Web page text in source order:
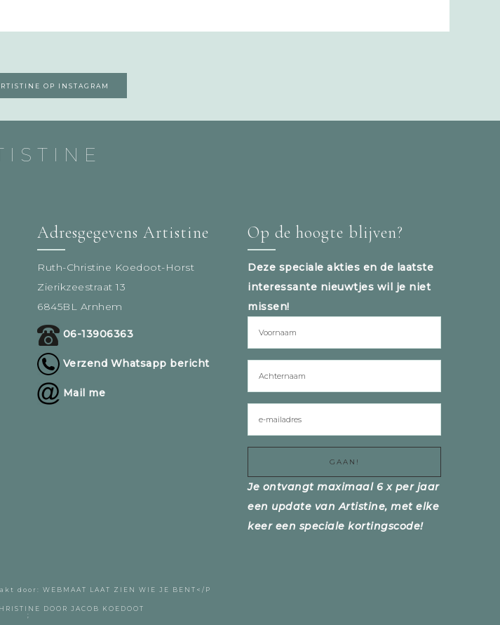
OP INSTAGRAM
Adresgegevens Artistine
Ruth-Christine Koedoot-Horst
Zierikzeestraat 13
6845BL Arnhem
06-13906363
Verzend Whatsapp bericht
Mail me
Op de hoogte blijven?
Deze speciale akties en de laatste
interessante nieuwtjes wil je niet
missen!
Je ontvangt maximaal 6 x per jaar
een update van Artistine, met elke
keer een speciale kortingscode!
door: WEBMAAT LAAT ZIEN WIE JE BENT</P
DOOR JACOB KOEDOOT
;